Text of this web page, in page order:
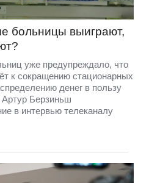
больницы выиграют,
уже предупреждало, что
к сокращению стационарных
денег в пользу
Артур Берзиньш
в интервью телеканалу